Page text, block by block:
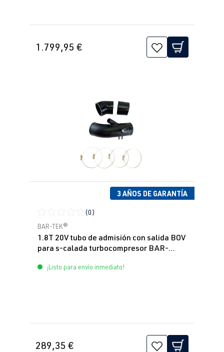
1.799,95 €
3 AÑOS DE GARANTÍA
Calificación promedio de 0 de 5 estrellas
(0)
BAR-TEK®
1.8T 20V tubo de admisión con salida BOV
para s-calada turbocompresor BAR-
¡Listo para envío inmediato!
289,35 €